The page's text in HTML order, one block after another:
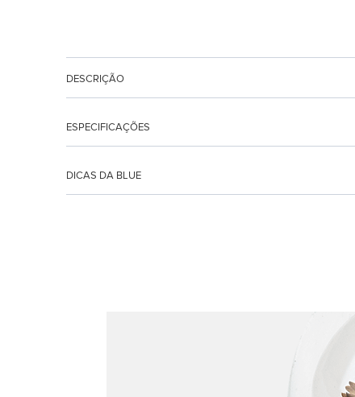
DESCRIÇÃO
ESPECIFICAÇÕES
DICAS DA BLUE